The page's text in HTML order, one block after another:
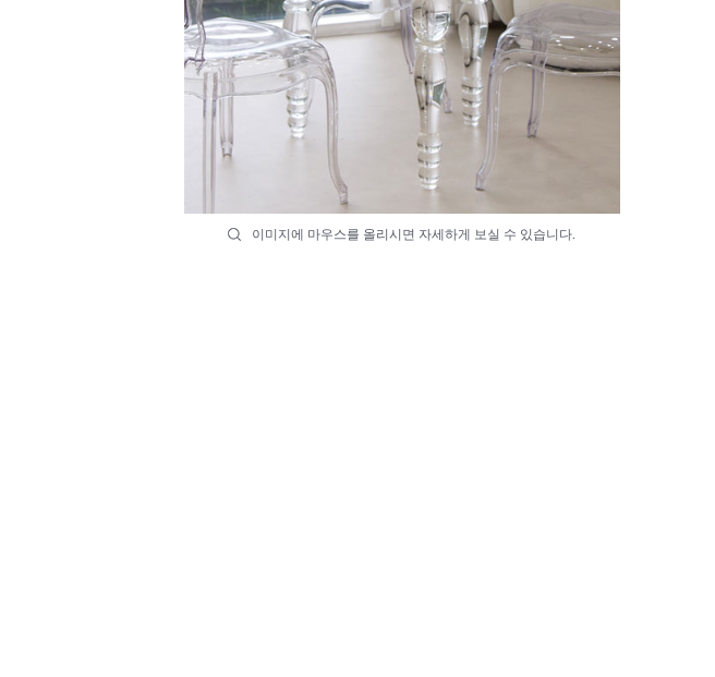
이미지에 마우스를 올리시면 자세하게 보실 수 있습니다.